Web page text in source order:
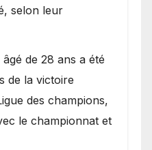
selon leur
de 28 ans a été
de la victoire
des champions,
le championnat et